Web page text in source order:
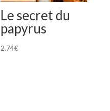
Le secret du
papyrus
2.74€